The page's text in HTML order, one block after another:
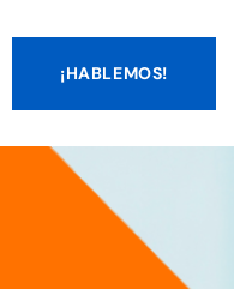
¡HABLEMOS!